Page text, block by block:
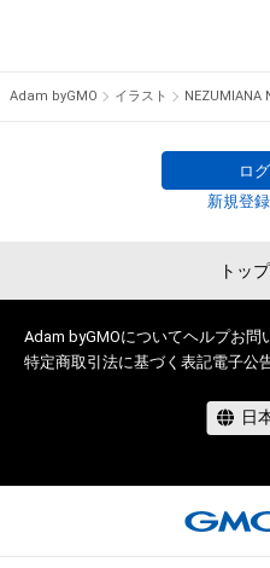
Adam byGMO イラスト NEZUMIANA
ロ
新規登
トッ
Adam byGMOについてヘルプお問
特定商取引法に基づく表記電子公